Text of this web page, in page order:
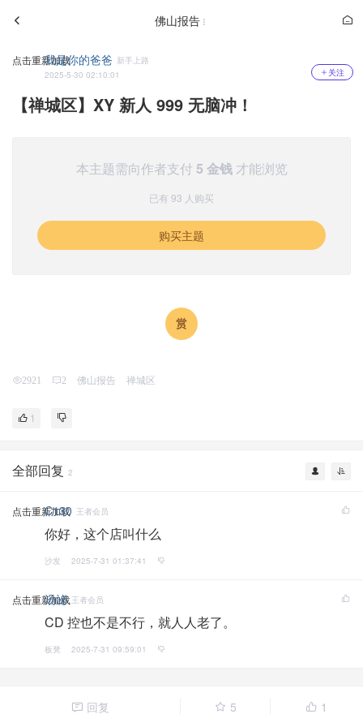
佛山报告
点击重新加载我是你的爸爸 新手上路
2025-5-30 02:10:01
关注
【禅城区】XY 新人 999 无脑冲！
本主题需向作者支付 5 金钱才能浏览
已有 93 人购买
购买主题
2921 2 佛山报告 禅城区
1
全部回复 2
点击重新加载
C130 王者会员
你好，这个店叫什么
沙发 2025-7-31 01:37:41
点击重新加载
汤泌 王者会员
CD 控也不是不行，就人人老了。
板凳 2025-7-31 09:59:01
回复 5 1